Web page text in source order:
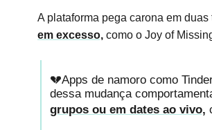
A plataforma pega carona em
em excesso, como o Joy of
💔Apps de namoro como
dessa mudança
grupos ou em dates ao vivo,